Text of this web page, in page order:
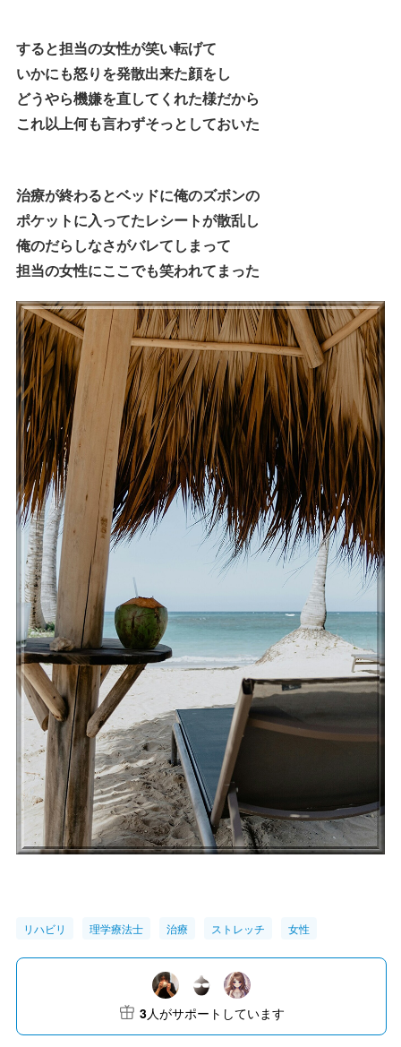
すると担当の女性が笑い転げて
いかにも怒りを発散出来た顔をし
どうやら機嫌を直してくれた様だから
これ以上何も言わずそっとしておいた
治療が終わるとベッドに俺のズボンの
ポケットに入ってたレシートが散乱し
俺のだらしなさがバレてしまって
担当の女性にここでも笑われてまった
リハビリ 理学療法士 治療 ストレッチ 女性
3人がサポートしています